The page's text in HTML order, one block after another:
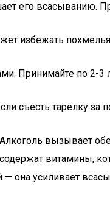
его всасыванию.
избежать
Принимайте по 2-
съесть тарелку за
вызывает
витамины,
— она усиливает